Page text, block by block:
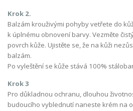
Krok 2.
Balzám krouživými pohyby vetřete do
k úplnému obnovení barvy. Vezměte
povrch kůže. Ujistěte se, že na kůži
balzám.
Po vyleštění se kůže stává 100%
Krok 3
Pro důkladnou ochranu, dlouhou
budoucího vyblednutí naneste krém na